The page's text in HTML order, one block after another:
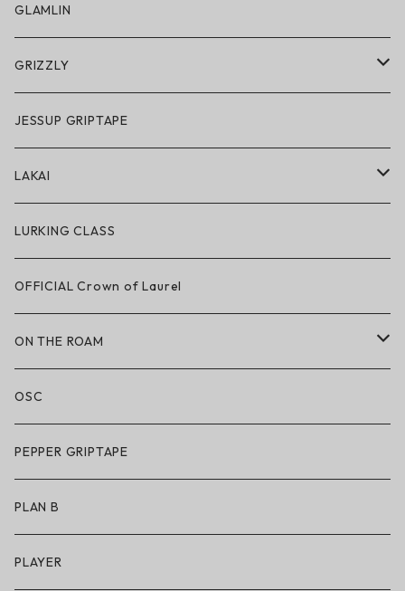
スノーゴーグル
アクセサリー・小物
GLAMLIN
GRIZZLY
GRIZZLY × POLeR
アパレル
ハードグッズ
JESSUP GRIPTAPE
LAKAI
LAKAI × POLeR
LAKAI × CHOCOLATE
LAKAI × RIPNDIP
シューズ
アパレル
アクセサリー
キッズシューズ
LURKING CLASS
OFFICIAL Crown of Laurel
ON THE ROAM
アパレル
サングラス
アンダーウェア
シューズ
OSC
PEPPER GRIPTAPE
PLAN B
PLAYER